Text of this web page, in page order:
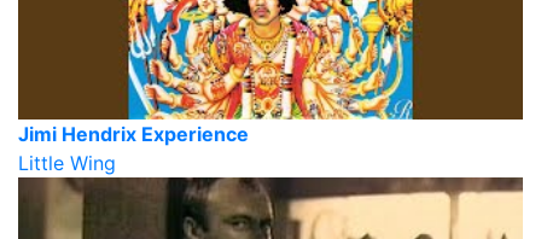
Jimi Hendrix Experience
Little Wing